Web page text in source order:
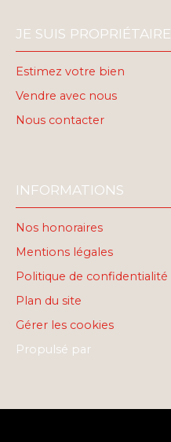
JE SUIS PROPRIÉTAIRE
Estimez votre bien
Vendre avec nous
Nous contacter
INFORMATIONS
Nos honoraires
Mentions légales
Politique de confidentialité
Plan du site
Gérer les cookies
Propulsé par